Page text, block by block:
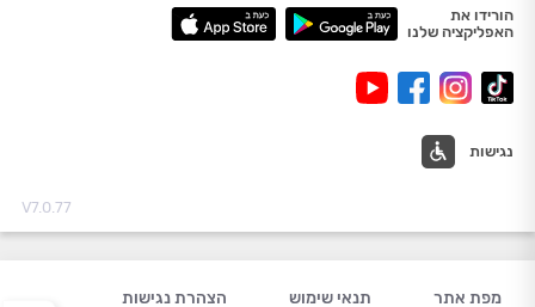
הורידו את
האפליקציה שלנו
נגישות
V7.0.77
מפת אתר תנאי שימוש הצהרת נגישות